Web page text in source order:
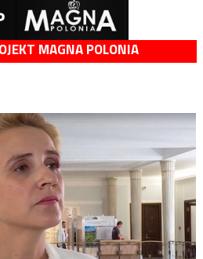
MAGNA POLONIA